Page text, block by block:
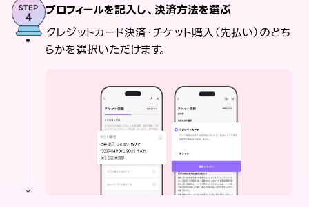
プロフィールを記入し、決済方法を選ぶ
クレジットカード決済・チケット購入（先払い）のどち
らかを選択いただけます。